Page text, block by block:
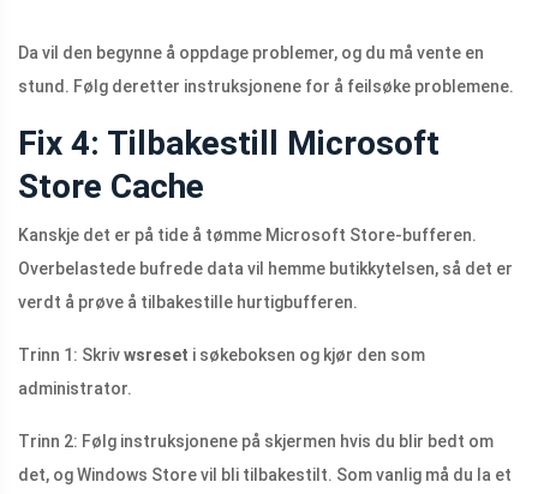
Da vil den begynne å oppdage problemer, og du må vente en
stund. Følg deretter instruksjonene for å feilsøke problemene.
Fix 4: Tilbakestill Microsoft
Store Cache
Kanskje det er på tide å tømme Microsoft Store-bufferen.
Overbelastede bufrede data vil hemme butikkytelsen, så det er
verdt å prøve å tilbakestille hurtigbufferen.
Trinn 1: Skrivwsreset i søkeboksen og kjør den som
administrator.
Trinn 2: Følg instruksjonene på skjermen hvis du blir bedt om
det, og Windows Store vil bli tilbakestilt. Som vanlig må du la et